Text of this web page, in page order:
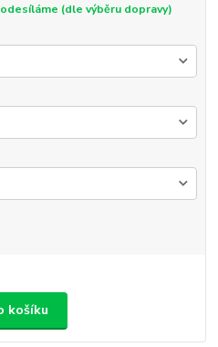
(dle výběru dopravy)
košíku